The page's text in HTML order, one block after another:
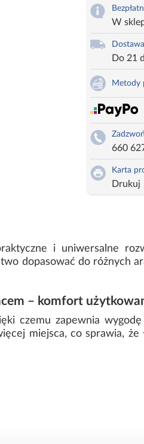
W
Dostawa
Do 21
Metody
660
Karta
Drukuj
i uniwersalne
dopasować do różnych
– komfort
czemu zapewnia
miejsca, co sprawia, że